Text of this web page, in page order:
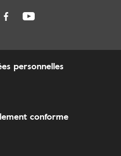
personnelles
conforme